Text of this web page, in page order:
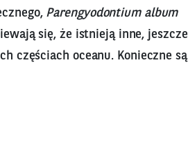
Parengyodontium album
się, że istnieją inne, jeszcze
częściach oceanu. Konieczne są